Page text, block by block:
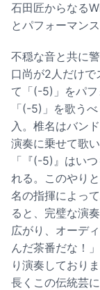
石田匠からなる
とパフォーマン
不穏な音と共に
口尚が2人だけで
て「(-5)」をパ
「(-5)」を歌う
入。椎名はバン
演奏に乗せて歌
「『(-5)』はい
れる。このやり
名の指揮によっ
ると、完璧な演
広がり、オーデ
んだ茶番だな！
り演奏しており
長くこの伝統芸